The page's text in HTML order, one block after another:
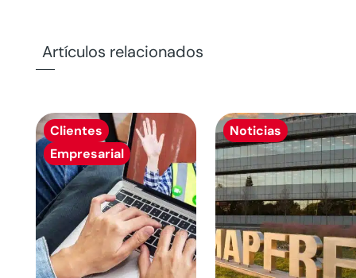
Artículos relacionados
Clientes
Empresarial
Noticias